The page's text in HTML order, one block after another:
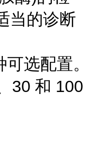
当的诊断
选配置。
30 和 100